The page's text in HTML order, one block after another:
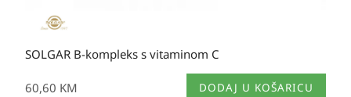
SOLGAR B-kompleks s vitaminom C
60,60 KM DODAJ U KOŠARICU